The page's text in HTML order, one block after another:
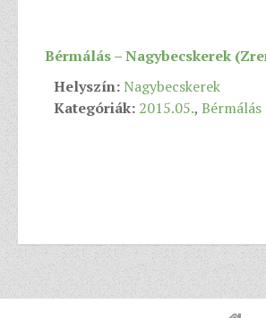
Bérmálás – Nagybecskerek
Helyszín: Nagybecskerek
Kategóriák: 2015.05., Bérmálás